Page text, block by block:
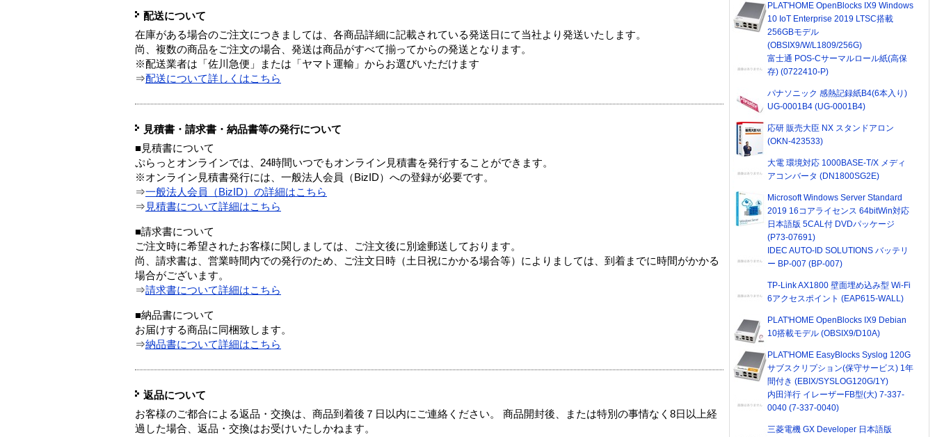
配送について
在庫がある場合のご注文につきましては、各商品詳細に記載されている発送日にて当社より発送いたします。
尚、複数の商品をご注文の場合、発送は商品がすべて揃ってからの発送となります。
※配送業者は「佐川急便」または「ヤマト運輸」からお選びいただけます
⇒配送について詳しくはこちら
見積書・請求書・納品書等の発行について
■見積書について
ぷらっとオンラインでは、24時間いつでもオンライン見積書を発行することができます。
※オンライン見積書発行には、一般法人会員（BizID）への登録が必要です。
⇒一般法人会員（BizID）の詳細はこちら
⇒ 見積書について詳細はこちら
■請求書について
ご注文時に希望されたお客様に関しましては、ご注文後に別途郵送しております。
尚、請求書は、営業時間内での発行のため、ご注文日時（土日祝にかかる場合等）によりましては、到着までに時間がかかる
場合がございます。
⇒請求書について詳細はこちら
■納品書について
お届けする商品に同梱致します。
⇒納品書について詳細はこちら
返品について
お客様のご都合による返品・交換は、商品到着後７日以内にご連絡ください。 商品開封後、または特別の事情なく8日以上経
過した場合、返品・交換はお受けいたしかねます。
PLAT'HOME OpenBlocks IX9 Windows
10 IoT Enterprise 2019 LTSC搭載
256GBモデル
(OBSIX9/W/L1809/256G)
富士通 POS-Cサーマルロール紙(高保
存) (0722410-P)
パナソニック 感熱記録紙B4(6本入り)
UG-0001B4 (UG-0001B4)
応研 販売大臣 NX スタンドアロン
(OKN-423533)
大電 環境対応 1000BASE-T/X メディ
アコンバータ (DN1800SG2E)
Microsoft Windows Server Standard
2019 16コアライセンス 64bitWin対応
日本語版 5CAL付 DVDパッケージ
(P73-07691)
IDEC AUTO-ID SOLUTIONS バッテリ
ー BP-007 (BP-007)
TP-Link AX1800 壁面埋め込み型 Wi-Fi
6アクセスポイント (EAP615-WALL)
PLAT'HOME OpenBlocks IX9 Debian
10搭載モデル (OBSIX9/D10A)
PLAT'HOME EasyBlocks Syslog 120G
サブスクリプション(保守サービス) 1年
間付き (EBIX/SYSLOG120G/1Y)
内田洋行 イレーザーFB型(大) 7-337-
0040 (7-337-0040)
三菱電機 GX Developer 日本語版